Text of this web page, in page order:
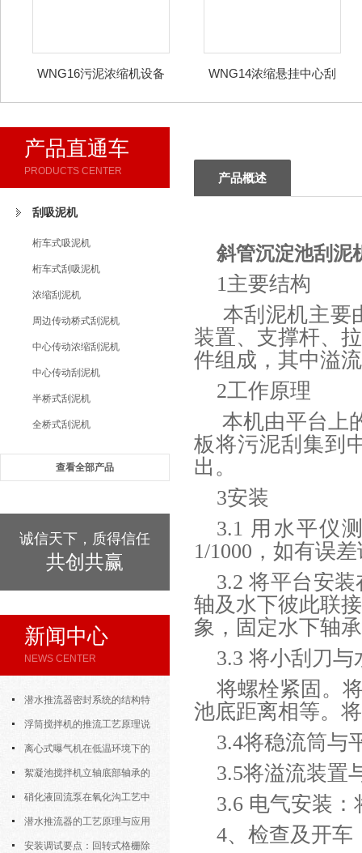
WNG16污泥浓缩机设备
WNG14浓缩悬挂中心刮
吸泥机
产品直通车
PRODUCTS CENTER
刮吸泥机
桁车式吸泥机
桁车式刮吸泥机
浓缩刮泥机
周边传动桥式刮泥机
中心传动浓缩刮泥机
中心传动刮泥机
半桥式刮泥机
全桥式刮泥机
查看全部产品
诚信天下，质得信任
共创共赢
新闻中心
NEWS CENTER
潜水推流器密封系统的结构特
点与渗漏故障处理
浮筒搅拌机的推流工艺原理说
明 离心式曝气机在低温环境下的
运行特性与防冻措施
絮凝池搅拌机立轴底部轴承的
密封防水与免维护设计
硝化液回流泵在氧化沟工艺中
的布置位置对回流效果的影响
潜水推流器的工艺原理与应用
逻辑安装调试要点：回转式格栅除
产品概述
斜管沉淀池刮泥
1主要结构
本刮泥机主要
装置、支撑杆、
件组成，其中溢
2工作原理
本机由平台上
板将污泥刮集到
出。
3安装
3.1 用水平仪
1/1000，如有误
3.2 将平台安
轴及水下彼此联
象，固定水下轴
3.3 将小刮刀
将螺栓紧固。
池底距离相等。
3.4将稳流筒与
3.5将溢流装置
3.6 电气安装
4、检查及开车